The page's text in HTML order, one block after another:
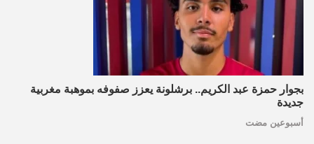
بجوار حمزة عبد الكريم.. برشلونة يعزز صفوفه بموهبة مغربية
جديدة
أسبوعين مضت